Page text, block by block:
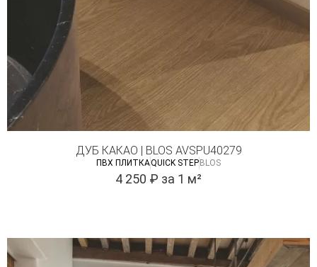
ДУБ КАКАО | BLOS AVSPU40279
ПВХ ПЛИТКАQUICK STEP BLOS
4 250 ₽ за 1 м²